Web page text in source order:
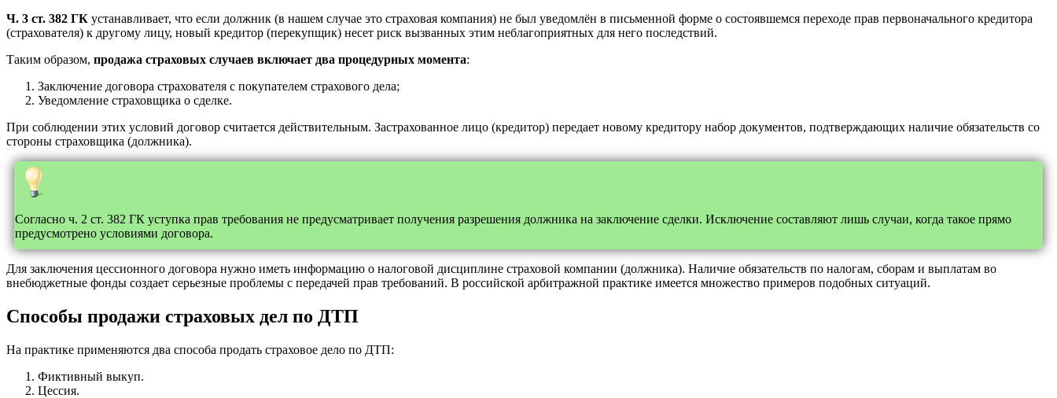
Ч. 3 ст. 382 ГК устанавливает, что если должник (в нашем случае это страховая компания) не был уведомлён в письменной форме о состоявшемся переходе прав первоначального кредитора
(страхователя) к другому лицу, новый кредитор (перекупщик) несет риск вызванных этим неблагоприятных для него последствий.
Таким образом, продажа страховых случаев включает два процедурных момента:
Заключение договора страхователя с покупателем страхового дела;
Уведомление страховщика о сделке.
При соблюдении этих условий договор считается действительным. Застрахованное лицо (кредитор) передает новому кредитору набор документов, подтверждающих наличие обязательств со
стороны страховщика (должника).
Согласно ч. 2 ст. 382 ГК уступка прав требования не предусматривает получения разрешения должника на заключение сделки. Исключение составляют лишь случаи, когда такое прямо
предусмотрено условиями договора.
Для заключения цессионного договора нужно иметь информацию о налоговой дисциплине страховой компании (должника). Наличие обязательств по налогам, сборам и выплатам во
внебюджетные фонды создает серьезные проблемы с передачей прав требований. В российской арбитражной практике имеется множество примеров подобных ситуаций.
Способы продажи страховых дел по ДТП
На практике применяются два способа продать страховое дело по ДТП:
Фиктивный выкуп.
Цессия.